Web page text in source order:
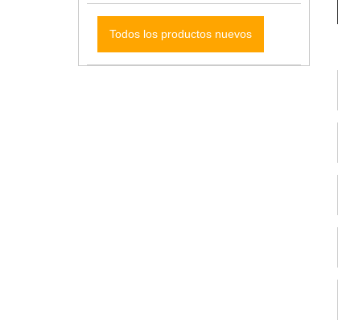
Todos los productos nuevos